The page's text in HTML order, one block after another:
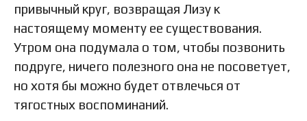
привычный круг, возвращая Лизу к
настоящему моменту ее существования.
Утром она подумала о том, чтобы позвонить
подруге, ничего полезного она не посоветует,
но хотя бы можно будет отвлечься от
тягостных воспоминаний.